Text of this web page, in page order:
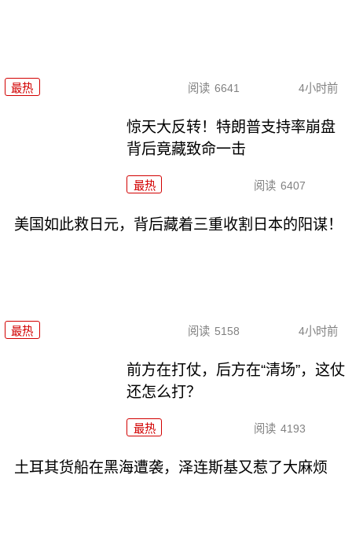
最热 阅读 6641 4小时前
惊天大反转！特朗普支持率崩盘
背后竟藏致命一击
最热 阅读 6407
美国如此救日元，背后藏着三重收割日本的阳谋！
最热 阅读 5158 4小时前
前方在打仗，后方在“清场”，这仗
还怎么打？
最热 阅读 4193
土耳其货船在黑海遭袭，泽连斯基又惹了大麻烦